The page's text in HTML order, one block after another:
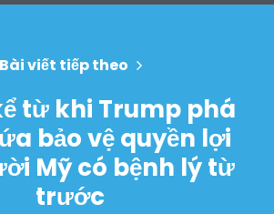
Trang chủ
Back the Courts
việc với chúng tôi
Nhấn
Bữa tiệc của bạn
Hoạt động
Vote
Quyên tặng
Bài viết tiếp theo
từ khi Trump phá
bảo vệ quyền lợi
Mỹ có bệnh lý từ
trước